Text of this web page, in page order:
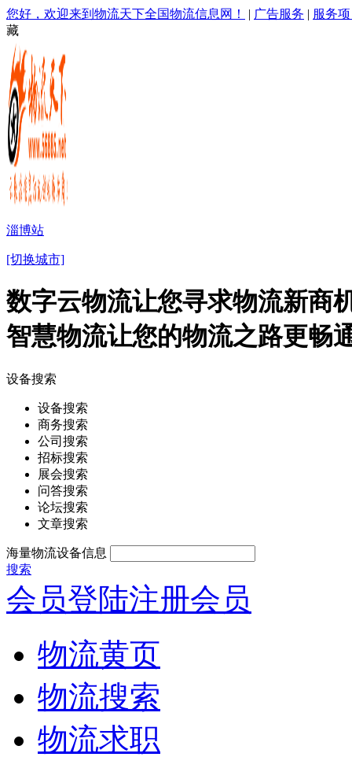
您好，欢迎来到物流天下全国物流信息网！ | 广告服务 | 服务
藏
淄博站
[切换城市]
数字云物流让您寻求物流新商
智慧物流让您的物流之路更畅
设备搜索
设备搜索
商务搜索
公司搜索
招标搜索
展会搜索
问答搜索
论坛搜索
文章搜索
海量物流设备信息
搜索
会员登陆注册会员
物流黄页
物流搜索
物流求职